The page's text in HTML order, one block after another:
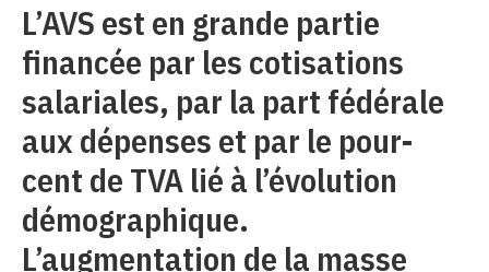
L’AVS est en grande partie
financée par les cotisations
salariales, par la part fédérale
aux dépenses et par le pour-
cent de TVA lié à l’évolution
démographique.
L’augmentation de la masse